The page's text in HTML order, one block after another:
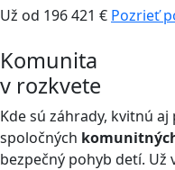
Už od 196 421 € Pozrieť
Komunita
v rozkvete
Kde sú záhrady, kvitnú
spoločných
bezpečný pohyb detí. Už